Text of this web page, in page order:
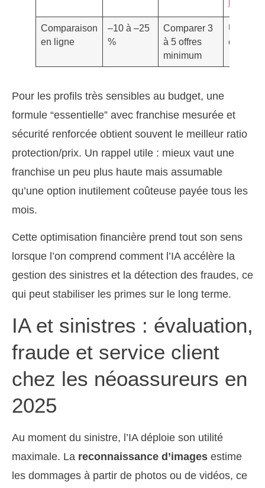
Comparaison
en ligne
–10 à –25
%
Comparer 3
à 5 offres
minimum
Utiliser
Pour les profils très sensibles au budget, une
formule “essentielle” avec franchise mesurée et
sécurité renforcée obtient souvent le meilleur ratio
protection/prix. Un rappel utile : mieux vaut une
franchise un peu plus haute mais assumable
qu’une option inutilement coûteuse payée tous les
mois.
Cette optimisation financière prend tout son sens
lorsque l’on comprend comment l’IA accélère la
gestion des sinistres et la détection des fraudes, ce
qui peut stabiliser les primes sur le long terme.
IA et sinistres : évaluation,
fraude et service client
chez les néoassureurs en
2025
Au moment du sinistre, l’IA déploie son utilité
maximale. La reconnaissance d’images estime
les dommages à partir de photos ou de vidéos, ce